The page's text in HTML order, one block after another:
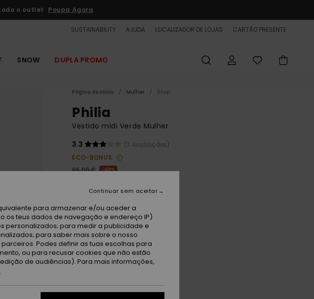
o outlet Poupa Agora
SUSTAINABILITY AJUDA LOCALIZADOR DE LOJAS CARTÃO PRESENTE
SNOW DUPLA PROMO
Página de início Mulher Shop
Philia
Vestido midi Verde Mulher
3.3
(3 Avaliações)
ECO-BONUS
65,00 €
63%
DUPLA PROMO 25% EXTRA
CorGreen Spruce Stripe
para armazenar e/ou aceder a
os teus dados de navegação e endereço IP)
personalizados; para medir a publicidade e
para saber mais sobre o nosso
Podes definir as tuas escolhas para
ou para recusar cookies que não estão
de audiências). Para mais informações,
Continuar sem aceitar